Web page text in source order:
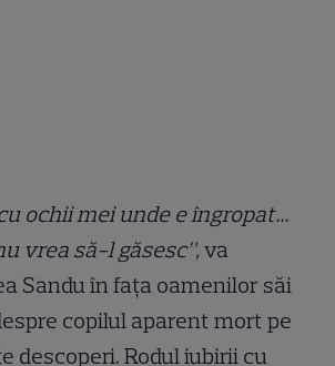
ochii mei unde e îngropat…
vrea să-l găsesc”,va
Sandu în fața oamenilor săi
copilul aparent mort pe
descoperi. Rodul iubirii cu